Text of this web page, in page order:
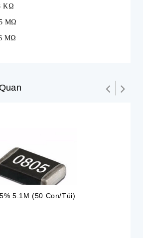
KΩ
MΩ
MΩ
5.1M (50 Con/túi)